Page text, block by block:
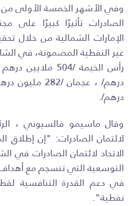
وفي الأشهر الخمسة الأولى من
الصادرات تأثيرًا كبيرًا على
الإمارات الشمالية من خلال
درهم/.
وقال ماسيمو فالسيوني ،
لائتمان الصادرات: "إن إطلاق
الاتحاد لائتمان الصادرات في
التوسعية التي تنسجم مع أهداف
في دعم القدرة التنافسية
نفطية".